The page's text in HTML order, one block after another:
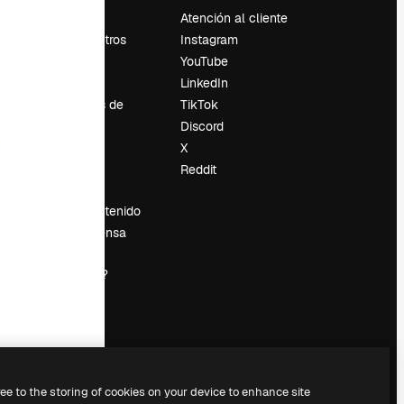
Sobre nosotros
Tendencias de
Vender contenido
Sala de prensa
magnific.ai?
Atención al cliente
Instagram
YouTube
LinkedIn
TikTok
Discord
X
Reddit
to the storing of cookies on your device to enhance site